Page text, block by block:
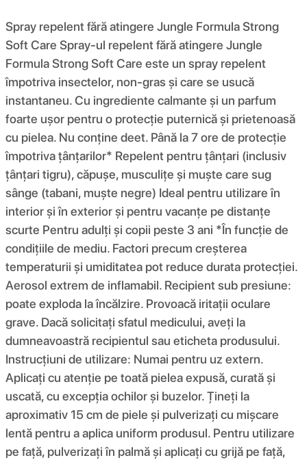
Spray repelent fără atingere Jungle Formula Strong
Soft Care Spray-ul repelent fără atingere Jungle
Formula Strong Soft Care este un spray repelent
împotriva insectelor, non-gras și care se usucă
instantaneu. Cu ingrediente calmante și un parfum
foarte ușor pentru o protecție puternică și prietenoasă
cu pielea. Nu conține deet. Până la 7 ore de protecție
împotriva țânțarilor* Repelent pentru țânțari (inclusiv
țânțari tigru), căpușe, musculițe și muște care sug
sânge (tabani, muște negre) Ideal pentru utilizare în
interior și în exterior și pentru vacanțe pe distanțe
scurte Pentru adulți și copii peste 3 ani *În funcție de
condițiile de mediu. Factori precum creșterea
temperaturii și umiditatea pot reduce durata protecției.
Aerosol extrem de inflamabil. Recipient sub presiune:
poate exploda la încălzire. Provoacă iritații oculare
grave. Dacă solicitați sfatul medicului, aveți la
dumneavoastră recipientul sau eticheta produsului.
Instrucțiuni de utilizare: Numai pentru uz extern.
Aplicați cu atenție pe toată pielea expusă, curată și
uscată, cu excepția ochilor și buzelor. Țineți la
aproximativ 15 cm de piele și pulverizați cu mișcare
lentă pentru a aplica uniform produsul. Pentru utilizare
pe față, pulverizați în palmă și aplicați cu grijă pe față,